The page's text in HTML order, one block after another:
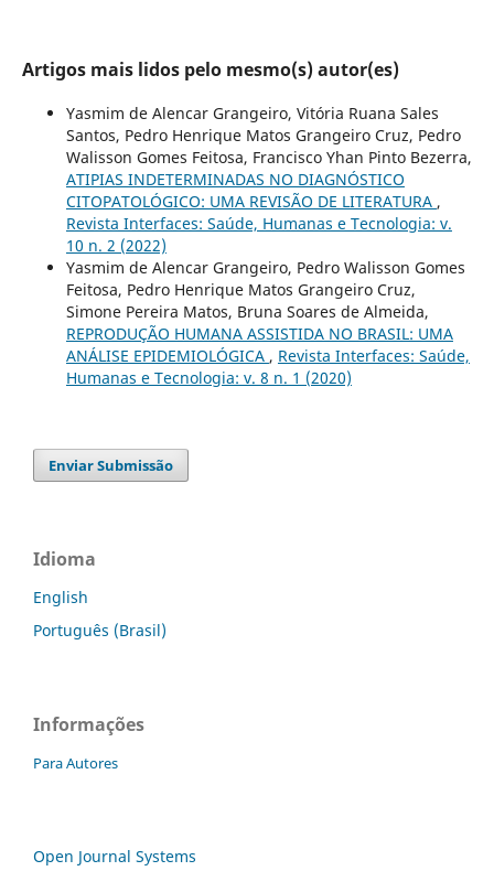
Artigos mais lidos pelo mesmo(s) autor(es)
Yasmim de Alencar Grangeiro, Vitória Ruana Sales
Santos, Pedro Henrique Matos Grangeiro Cruz, Pedro
Walisson Gomes Feitosa, Francisco Yhan Pinto Bezerra,
ATIPIAS INDETERMINADAS NO DIAGNÓSTICO
CITOPATOLÓGICO: UMA REVISÃO DE LITERATURA ,
Revista Interfaces: Saúde, Humanas e Tecnologia: v.
10 n. 2 (2022)
Yasmim de Alencar Grangeiro, Pedro Walisson Gomes
Feitosa, Pedro Henrique Matos Grangeiro Cruz,
Simone Pereira Matos, Bruna Soares de Almeida,
REPRODUÇÃO HUMANA ASSISTIDA NO BRASIL: UMA
ANÁLISE EPIDEMIOLÓGICA , Revista Interfaces: Saúde,
Humanas e Tecnologia: v. 8 n. 1 (2020)
Enviar Submissão
Idioma
English
Português (Brasil)
Informações
Para Autores
Open Journal Systems